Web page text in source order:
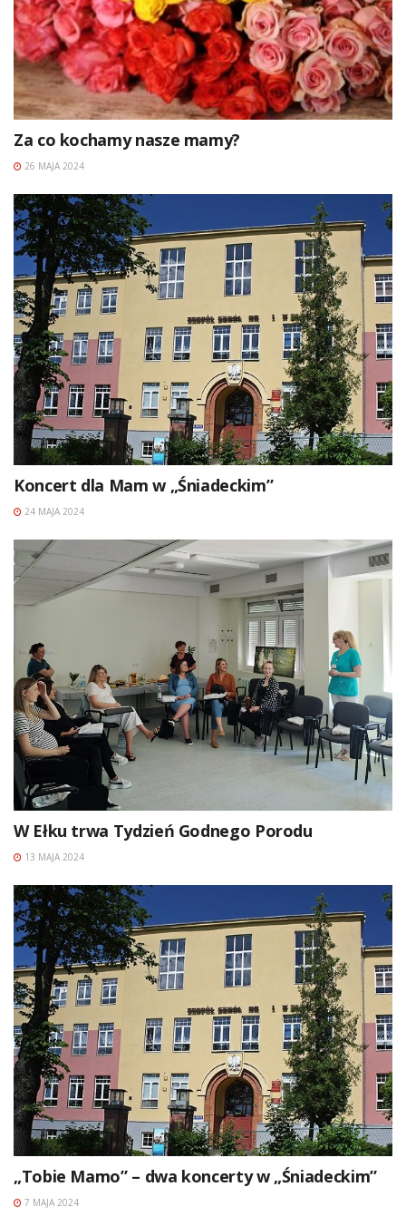
Za co kochamy nasze mamy?
26 MAJA 2024
Koncert dla Mam w „Śniadeckim”
24 MAJA 2024
W Ełku trwa Tydzień Godnego Porodu
13 MAJA 2024
„Tobie Mamo” – dwa koncerty w „Śniadeckim”
7 MAJA 2024